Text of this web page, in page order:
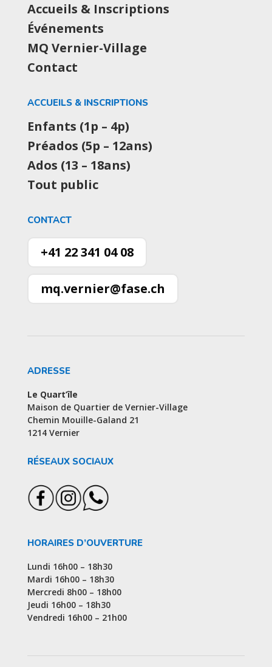
Accueils & Inscriptions
Événements
MQ Vernier-Village
Contact
ACCUEILS & INSCRIPTIONS
Enfants (1p – 4p)
Préados (5p – 12ans)
Ados (13 – 18ans)
Tout public
CONTACT
+41 22 341 04 08
mq.vernier@fase.ch
ADRESSE
Le Quart’île
Maison de Quartier de Vernier-Village
Chemin Mouille-Galand 21
1214 Vernier
RÉSEAUX SOCIAUX
HORAIRES D’OUVERTURE
Lundi 16h00 – 18h30
Mardi 16h00 – 18h30
Mercredi 8h00 – 18h00
Jeudi 16h00 – 18h30
Vendredi 16h00 – 21h00